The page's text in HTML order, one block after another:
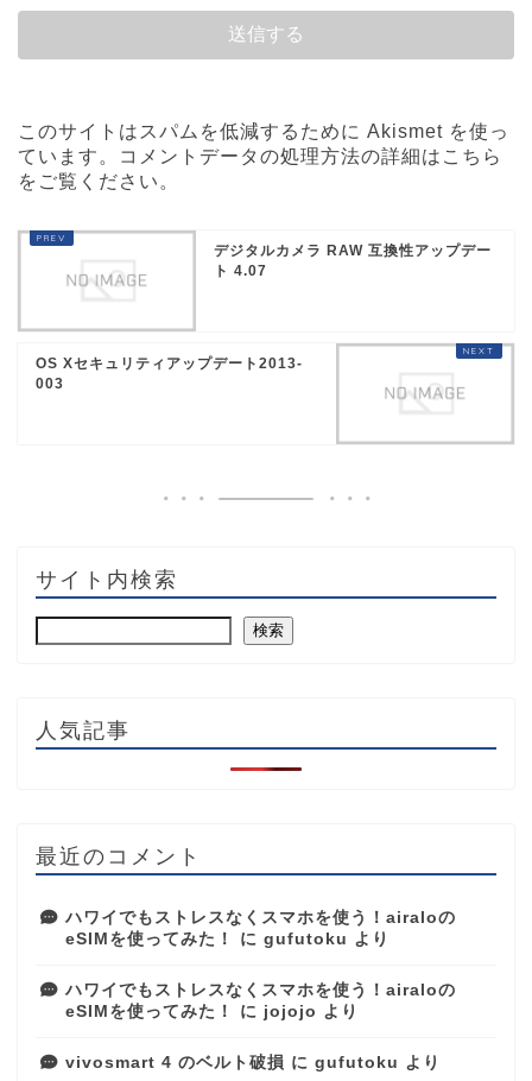
このサイトはスパムを低減するために Akismet を使っ
ています。
コメントデータの処理方法の詳細はこちら
をご覧ください 。
デジタルカメラ RAW 互換性アップデー
ト 4.07
OS Xセキュリティアップデート2013-
003
サイト内検索
検索
人気記事
最近のコメント
ハワイでもストレスなくスマホを使う！airaloの
eSIMを使ってみた！
に gufutoku より
ハワイでもストレスなくスマホを使う！airaloの
eSIMを使ってみた！
に jojojo より
vivosmart 4 のベルト破損 に gufutoku より